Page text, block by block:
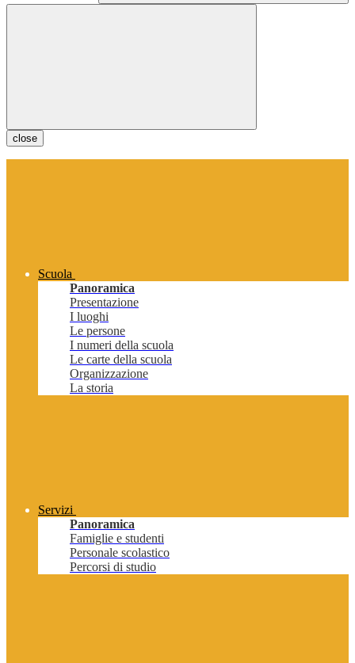
close
Scuola
Panoramica
Presentazione
I luoghi
Le persone
I numeri della scuola
Le carte della scuola
Organizzazione
La storia
Servizi
Panoramica
Famiglie e studenti
Personale scolastico
Percorsi di studio